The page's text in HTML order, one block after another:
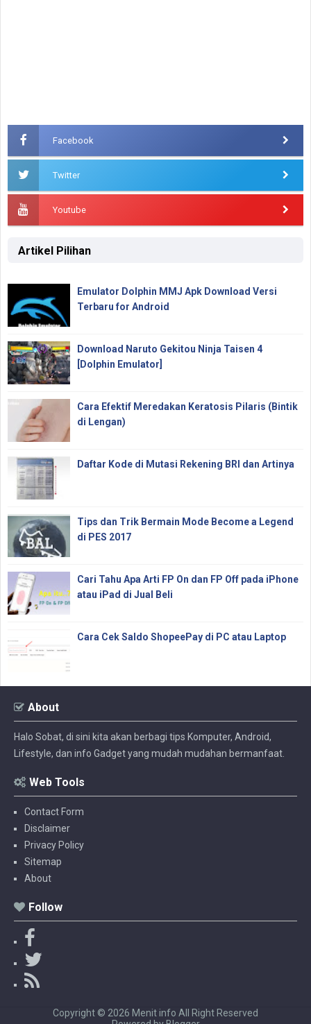
Facebook
Twitter
Youtube
Artikel Pilihan
Emulator Dolphin MMJ Apk Download Versi
Terbaru for Android
Download Naruto Gekitou Ninja Taisen 4
[Dolphin Emulator]
Cara Efektif Meredakan Keratosis Pilaris (Bintik
di Lengan)
Daftar Kode di Mutasi Rekening BRI dan Artinya
Tips dan Trik Bermain Mode Become a Legend
di PES 2017
Cari Tahu Apa Arti FP On dan FP Off pada iPhone
atau iPad di Jual Beli
Cara Cek Saldo ShopeePay di PC atau Laptop
About
Halo Sobat, di sini kita akan berbagi tips Komputer, Android,
Lifestyle, dan info Gadget yang mudah mudahan bermanfaat.
Web Tools
Contact Form
Disclaimer
Privacy Policy
Sitemap
About
Follow
a
c
e
Copyright © 2026 Menit info All Right Reserved